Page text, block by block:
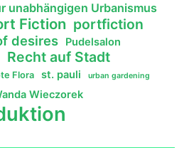
unabhängigen Urbanismus
Fiction portfiction
desires Pudelsalon
Recht auf Stadt
Flora st. pauli urban gardening
Wieczorek